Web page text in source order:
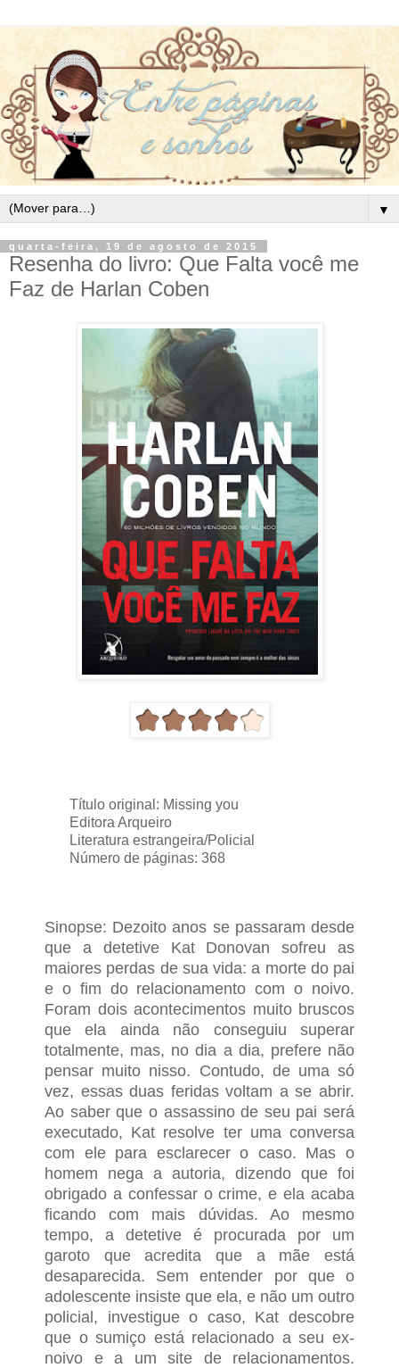
▼
quarta-feira, 19 de agosto de 2015
Resenha do livro: Que Falta você me
Faz de Harlan Coben
Título original: Missing you
Editora Arqueiro
Literatura estrangeira/Policial
Número de páginas: 368
Sinopse: Dezoito anos se passaram desde
que a detetive Kat Donovan sofreu as
maiores perdas de sua vida: a morte do pai
e o fim do relacionamento com o noivo.
Foram dois acontecimentos muito bruscos
que ela ainda não conseguiu superar
totalmente, mas, no dia a dia, prefere não
pensar muito nisso. Contudo, de uma só
vez, essas duas feridas voltam a se abrir.
Ao saber que o assassino de seu pai será
executado, Kat resolve ter uma conversa
com ele para esclarecer o caso. Mas o
homem nega a autoria, dizendo que foi
obrigado a confessar o crime, e ela acaba
ficando com mais dúvidas. Ao mesmo
tempo, a detetive é procurada por um
garoto que acredita que a mãe está
desaparecida. Sem entender por que o
adolescente insiste que ela, e não um outro
policial, investigue o caso, Kat descobre
que o sumiço está relacionado a seu ex-
noivo e a um site de relacionamentos.